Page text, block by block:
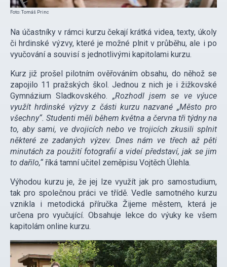
Foto: Tomáš Princ
Na účastníky v rámci kurzu čekají krátká videa, texty, úkoly
či hrdinské výzvy, které je možné plnit v průběhu, ale i po
vyučování a souvisí s jednotlivými kapitolami kurzu.
Kurz již prošel pilotním ověřováním obsahu, do něhož se
zapojilo 11 pražských škol. Jednou z nich je i žižkovské
Gymnázium Sladkovského. „Rozhodl jsem se ve výuce
využít hrdinské výzvy z části kurzu nazvané „Město pro
všechny“. Studenti měli během května a června tři týdny na
to, aby sami, ve dvojicích nebo ve trojicích zkusili splnit
některé ze zadaných výzev. Dnes nám ve třech až pěti
minutách za použití fotografií a videí představí, jak se jim
to dařilo,“říká tamní učitel zeměpisu Vojtěch Úlehla.
Výhodou kurzu je, že jej lze využít jak pro samostudium,
tak pro společnou práci ve třídě. Vedle samotného kurzu
vznikla i metodická příručka Žijeme městem, která je
určena pro vyučující. Obsahuje lekce do výuky ke všem
kapitolám online kurzu.